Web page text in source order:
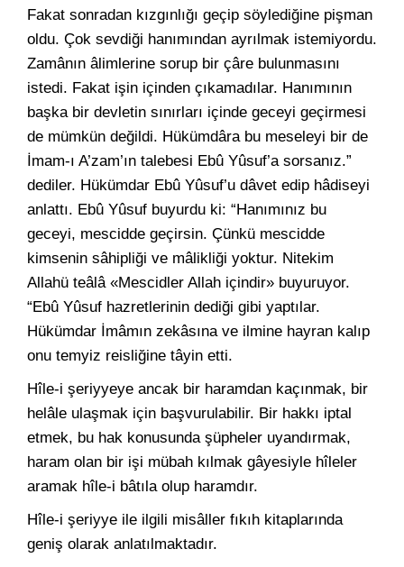
Fakat sonradan kızgınlığı geçip söylediğine pişman
oldu. Çok sevdiği hanımından ayrılmak istemiyordu.
Zamânın âlimlerine sorup bir çâre bulunmasını
istedi. Fakat işin içinden çıkamadılar. Hanımının
başka bir devletin sınırları içinde geceyi geçirmesi
de mümkün değildi. Hükümdâra bu meseleyi bir de
İmam-ı A’zam’ın talebesi Ebû Yûsuf’a sorsanız.”
dediler. Hükümdar Ebû Yûsuf’u dâvet edip hâdiseyi
anlattı. Ebû Yûsuf buyurdu ki: “Hanımınız bu
geceyi, mescidde geçirsin. Çünkü mescidde
kimsenin sâhipliği ve mâlikliği yoktur. Nitekim
Allahü teâlâ «Mescidler Allah içindir» buyuruyor.
“Ebû Yûsuf hazretlerinin dediği gibi yaptılar.
Hükümdar İmâmın zekâsına ve ilmine hayran kalıp
onu temyiz reisliğine tâyin etti.
Hîle-i şeriyyeye ancak bir haramdan kaçınmak, bir
helâle ulaşmak için başvurulabilir. Bir hakkı iptal
etmek, bu hak konusunda şüpheler uyandırmak,
haram olan bir işi mübah kılmak gâyesiyle hîleler
aramak hîle-i bâtıla olup haramdır.
Hîle-i şeriyye ile ilgili misâller fıkıh kitaplarında
geniş olarak anlatılmaktadır.